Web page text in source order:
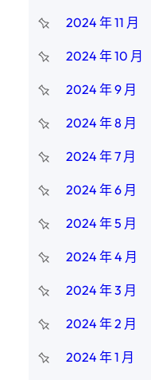
2024 年 11 月
2024 年 10 月
2024 年 9 月
2024 年 8 月
2024 年 7 月
2024 年 6 月
2024 年 5 月
2024 年 4 月
2024 年 3 月
2024 年 2 月
2024 年 1 月